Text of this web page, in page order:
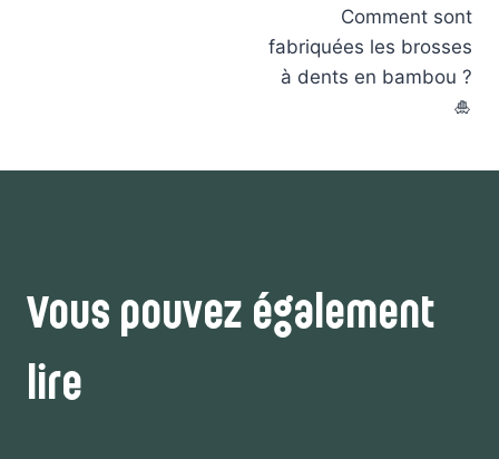
Comment sont
fabriquées les brosses
à dents en bambou ?
🎍
Vous pouvez également
lire